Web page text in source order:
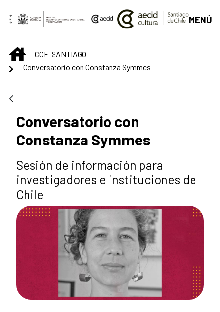
Saltar al contenido principal
MENÚ
INICIOCCE-SANTIAGO
Conversatorio con Constanza Symmes
Conversatorio con
Constanza Symmes
Sesión de información para
investigadores e instituciones de
Chile